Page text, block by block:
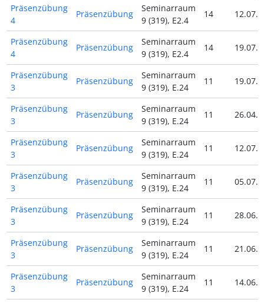
Präsenzübung
4
Präsenzübung
Seminarraum
9 (319), E2.4
14
Präsenzübung
4
Präsenzübung
Seminarraum
9 (319), E2.4
14
Präsenzübung
3
Präsenzübung
Seminarraum
9 (319), E.24
11
Präsenzübung
3
Präsenzübung
Seminarraum
9 (319), E.24
11
Präsenzübung
3
Präsenzübung
Seminarraum
9 (319), E.24
11
Präsenzübung
3
Präsenzübung
Seminarraum
9 (319), E.24
11
Präsenzübung
3
Präsenzübung
Seminarraum
9 (319), E.24
11
Präsenzübung
3
Präsenzübung
Seminarraum
9 (319), E.24
11
Präsenzübung
3
Präsenzübung
Seminarraum
9 (319), E.24
11